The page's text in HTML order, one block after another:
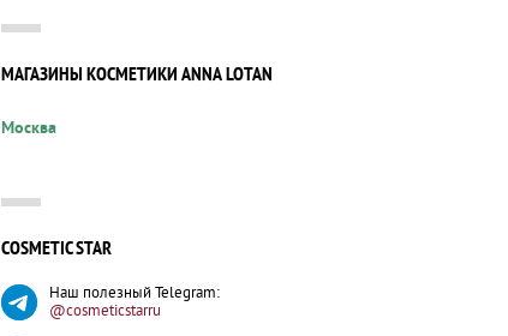
675 гр
5292 руб.
МАГАЗИНЫ КОСМЕТИКИ ANNA LOTAN
Москва
COSMETIC STAR
Наш полезный Telegram:
@cosmeticstarru